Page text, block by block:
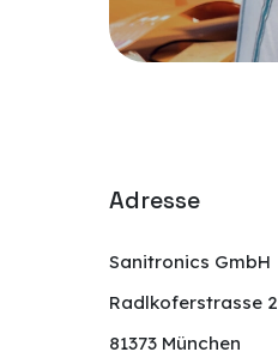
Adresse
Sanitronics GmbH
Radlkoferstrasse 2
81373 München